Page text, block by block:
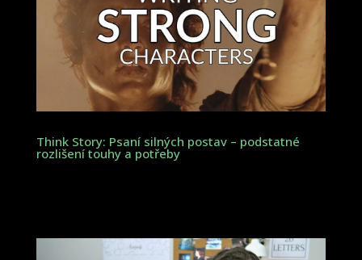
Think Story: Psaní silných postav – podstatné
rozlišení touhy a potřeby